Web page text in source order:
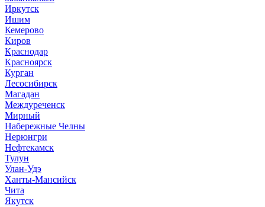
Иркутск
Ишим
Кемерово
Киров
Краснодар
Красноярск
Курган
Лесосибирск
Магадан
Междуреченск
Мирный
Набережные Челны
Нерюнгри
Нефтекамск
Тулун
Улан-Удэ
Ханты-Мансийск
Чита
Якутск